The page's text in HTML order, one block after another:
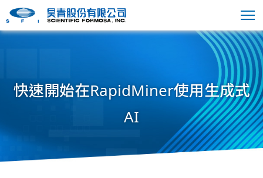
快速開始在RapidMiner使用生成式
AI